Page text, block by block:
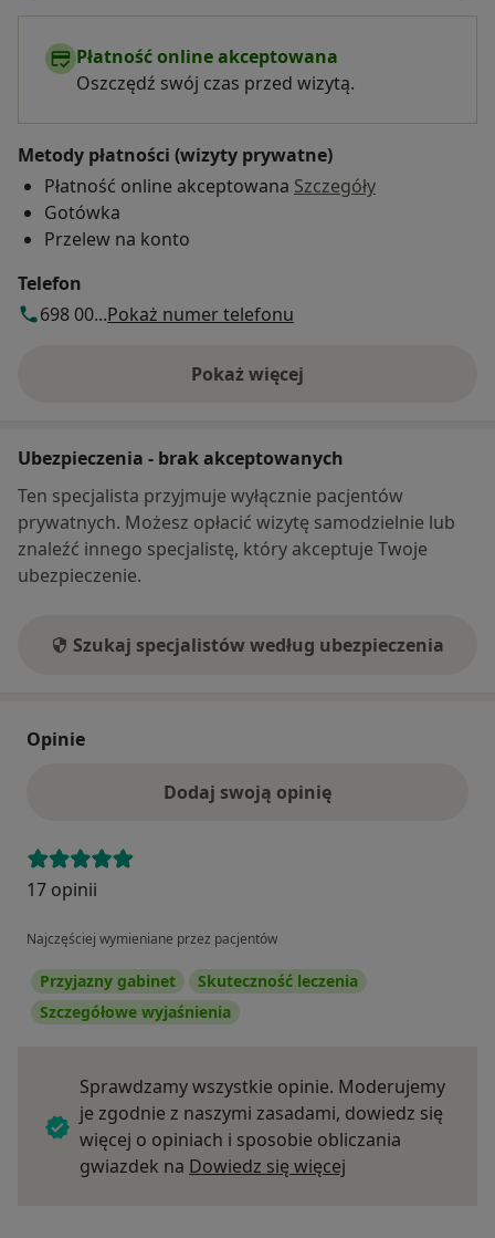
Płatność online akceptowana
Oszczędź swój czas przed wizytą.
Metody płatności (wizyty prywatne)
Płatność online akceptowana Szczegóły
Gotówka
Przelew na konto
Telefon
698 00...Pokaż numer telefonu
Pokaż więcej
o adresie
Ubezpieczenia - brak akceptowanych
Ten specjalista przyjmuje wyłącznie pacjentów
prywatnych. Możesz opłacić wizytę samodzielnie lub
znaleźć innego specjalistę, który akceptuje Twoje
ubezpieczenie.
Szukaj specjalistów według ubezpieczenia
Opinie
Dodaj swoją opinię
17 opinii
Najczęściej wymieniane przez pacjentów
Przyjazny gabinet
Skuteczność leczenia
Szczegółowe wyjaśnienia
Sprawdzamy wszystkie opinie. Moderujemy
je zgodnie z naszymi zasadami, dowiedz się
więcej o opiniach i sposobie obliczania
gwiazdek na Dowiedz się więcej